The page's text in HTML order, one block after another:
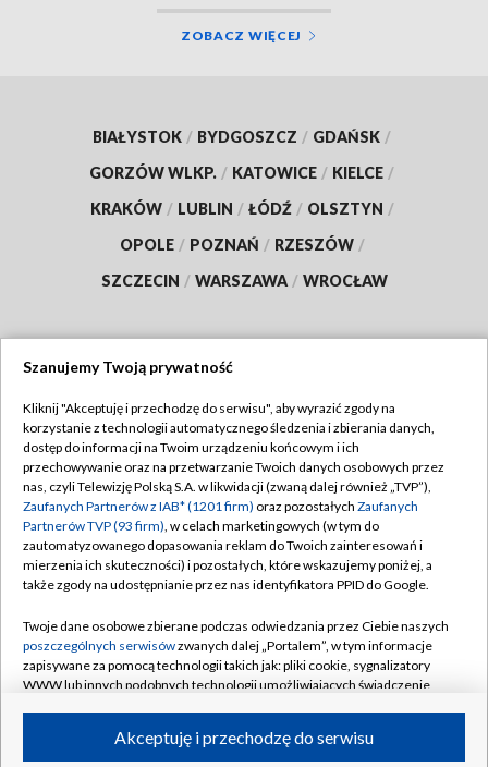
ZOBACZ WIĘCEJ
BIAŁYSTOK / BYDGOSZCZ / GDAŃSK /
GORZÓW WLKP. / KATOWICE / KIELCE /
KRAKÓW / LUBLIN / ŁÓDŹ / OLSZTYN /
OPOLE / POZNAŃ / RZESZÓW /
SZCZECIN / WARSZAWA / WROCŁAW
TVP
Abonament TVP
Emisja w TVP
Centrum informacji TVP
Naziemna Telewizja Cyfrowa
Rada Programowa
System NOS
Informacje o nadawcy
Program dla prasy
Regulamin TVP
Polityka prywatności
Moje zgody
Pomoc
Kontakt
Kanały
Szanujemy Twoją prywatność
Kliknij "Akceptuję i przechodzę do serwisu", aby wyrazić zgody na
korzystanie z technologii automatycznego śledzenia i zbierania danych,
dostęp do informacji na Twoim urządzeniu końcowym i ich
przechowywanie oraz na przetwarzanie Twoich danych osobowych przez
nas, czyli Telewizję Polską S.A. w likwidacji (zwaną dalej również „TVP”),
Zaufanych Partnerów z IAB* (1201 firm) oraz pozostałych Zaufanych
Partnerów TVP (93 firm), w celach marketingowych (w tym do
zautomatyzowanego dopasowania reklam do Twoich zainteresowań i
mierzenia ich skuteczności) i pozostałych, które wskazujemy poniżej, a
także zgody na udostępnianie przez nas identyfikatora PPID do Google.
Twoje dane osobowe zbierane podczas odwiedzania przez Ciebie naszych
poszczególnych serwisówzwanych dalej „Portalem”, w tym informacje
zapisywane za pomocą technologii takich jak: pliki cookie, sygnalizatory
WWW lub innych podobnych technologii umożliwiających świadczenie
ruchu w Internecie.Akceptuję i przechodzę do serwisu